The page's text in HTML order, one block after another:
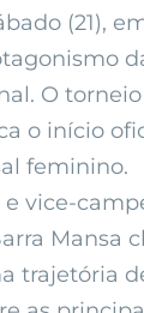
(21),
O
o início
feminino.
vice-
Mansa
trajetória